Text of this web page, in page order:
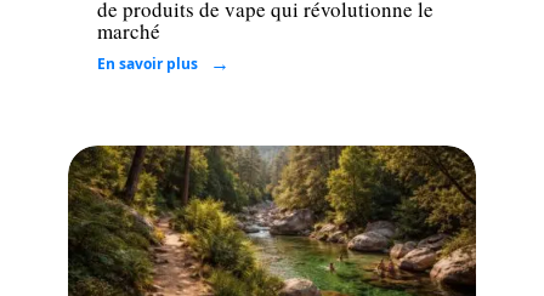
de produits de vape qui révolutionne le
marché
En savoir plus
Loisirs